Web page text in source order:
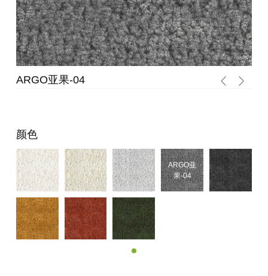
ARGO亚果-04
颜色
ARGO亚
果-04